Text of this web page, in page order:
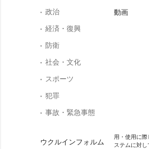
政治
経済・復興
防衛
社会・文化
スポーツ
犯罪
事故・緊急事態
ウクルインフォルム
動画
用・使用に
ステムに対